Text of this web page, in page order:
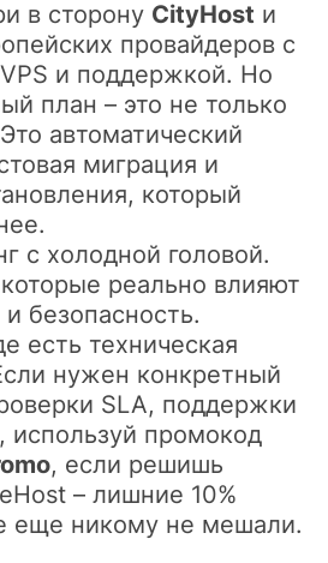
в сторону CityHost и
провайдеров с
и поддержкой. Но
план – это не только
автоматический
миграция и
который
с холодной головой.
реально влияют
безопасность.
есть техническая
нужен конкретный
SLA, поддержки
используй промокод
, если решишь
– лишние 10%
еще никому не мешали.